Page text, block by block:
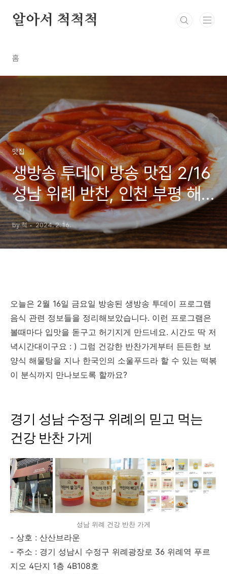
알아서 척척척
홈
맛집
생방송 투데이 방송 맛집 2/16
성남 위례 반찬, 인천 부평 해
물탕, 파주 떡볶이 꼬치 분식
by 척 2024. 2. 16.
오늘은 2월 16일 금요일 방송된 생방송 투데이 프로그램
음식 관련 정보들을 정리해보았습니다. 이런 프로그램은
볼때마다 입맛을 돋구고 허기지게 만드네요. 시간도 딱 저
녁시간대이구요 : ) 그럼 건강한 반찬가게부터 든든한 보
양식 해물탕을 지나 한국인의 소울푸드라 할 수 있는 떡볶
이 분식까지 만나보도록 할까요?
경기 성남 수정구 위례의 믿고 먹는
건강 반찬 가게
성남 위례 건강 반찬 가게
- 상호 : 산산브라운
- 주소 : 경기 성남시 수정구 위례광장로 36 위례역 푸르
지오 4단지 1층 4B108호